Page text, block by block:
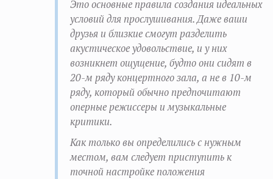
Это основные правила создания идеальных
условий для прослушивания. Даже ваши
друзья и близкие смогут разделить
акустическое удовольствие, и у них
возникнет ощущение, будто они сидят в
20-м ряду концертного зала, а не в 10-м
ряду, который обычно предпочитают
оперные режиссеры и музыкальные
критики.
Как только вы определились с нужным
местом, вам следует приступить к
точной настройке положения